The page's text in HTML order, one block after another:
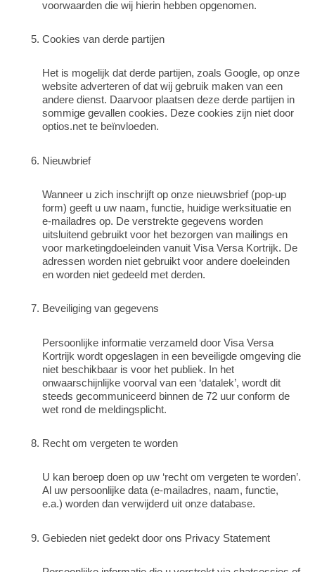
voorwaarden die wij hierin hebben opgenomen.
Cookies van derde partijen
Het is mogelijk dat derde partijen, zoals Google, op onze
website adverteren of dat wij gebruik maken van een
andere dienst. Daarvoor plaatsen deze derde partijen in
sommige gevallen cookies. Deze cookies zijn niet door
optios.net te beïnvloeden.
Nieuwbrief
Wanneer u zich inschrijft op onze nieuwsbrief (pop-up
form) geeft u uw naam, functie, huidige werksituatie en
e-mailadres op. De verstrekte gegevens worden
uitsluitend gebruikt voor het bezorgen van mailings en
voor marketingdoeleinden vanuit Visa Versa Kortrijk. De
adressen worden niet gebruikt voor andere doeleinden
en worden niet gedeeld met derden.
Beveiliging van gegevens
Persoonlijke informatie verzameld door Visa Versa
Kortrijk wordt opgeslagen in een beveiligde omgeving die
niet beschikbaar is voor het publiek. In het
onwaarschijnlijke voorval van een ‘datalek’, wordt dit
steeds gecommuniceerd binnen de 72 uur conform de
wet rond de meldingsplicht.
Recht om vergeten te worden
U kan beroep doen op uw ‘recht om vergeten te worden’.
Al uw persoonlijke data (e-mailadres, naam, functie,
e.a.) worden dan verwijderd uit onze database.
Gebieden niet gedekt door ons Privacy Statement